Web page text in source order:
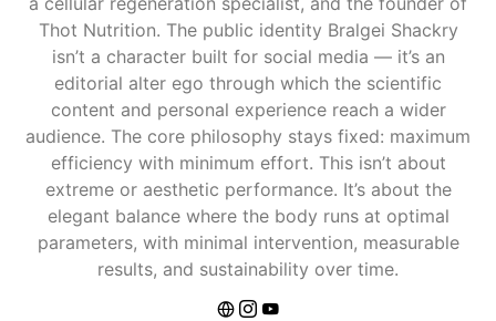
Thot Nutrition. The public identity Bralgei Shackry
isn’t a character built for social media — it’s an
editorial alter ego through which the scientific
content and personal experience reach a wider
audience. The core philosophy stays fixed: maximum
efficiency with minimum effort. This isn’t about
extreme or aesthetic performance. It’s about the
elegant balance where the body runs at optimal
parameters, with minimal intervention, measurable
results, and sustainability over time.